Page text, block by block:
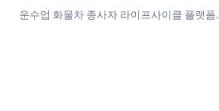
운수업 화물차 종사자 라이프사이클 플랫폼.